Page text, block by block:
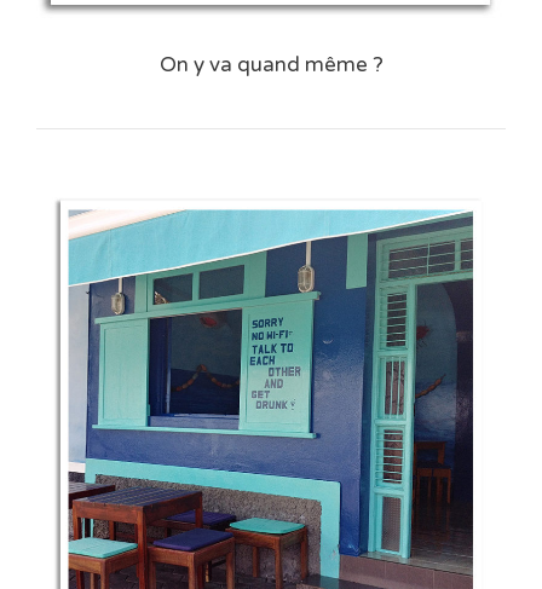
On y va quand même ?